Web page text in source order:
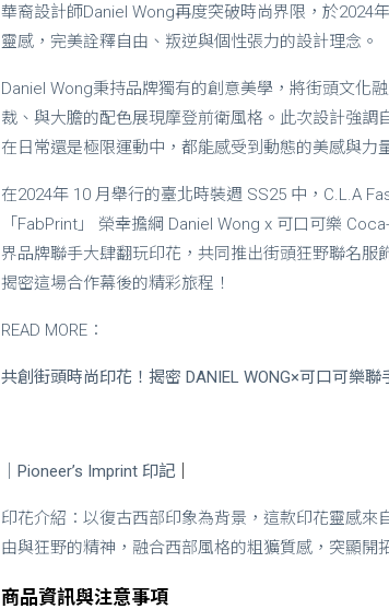
華裔設計師Daniel Wong再度突破時尚界限，於2024
靈感，完美詮釋自由、叛逆與個性張力的設計理念。
Daniel Wong秉持品牌獨有的創意美學，將街頭文化
裁、與大膽的配色展現摩登前衛風格。此次設計強調
在日常還是極限運動中，都能感受到動態的美感與力
在2024年 10 月舉行的臺北時裝週 SS25 中，C.L.A
「FabPrint」 榮幸擔綱 Daniel Wong x 可口可樂
界品牌聯手大肆翻玩印花，共同推出街頭狂野聯名服
揭密這場合作幕後的精彩旅程！
READ MORE：
共創街頭時尚印花！揭密 DANIEL WONG×可口可樂聯
｜Pioneer’s Imprint 印記
印花介紹：以復古西部印象為背景，這款印花靈感來
由與狂野的精神，融合西部風格的粗獷質感，突顯開
商品資訊與注意事項